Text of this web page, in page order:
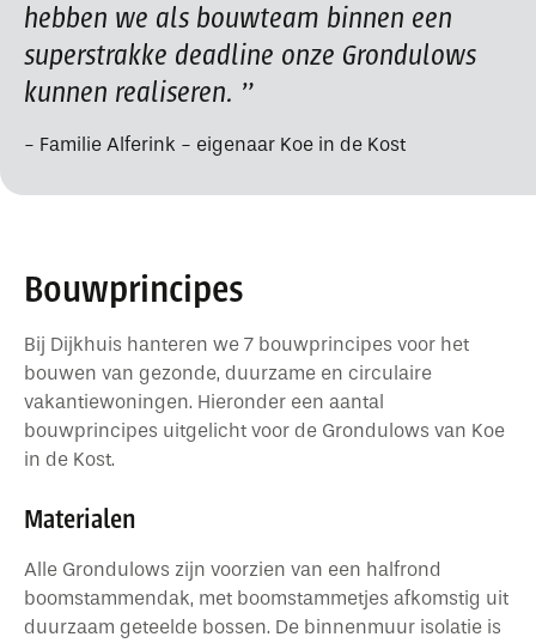
hebben we als bouwteam binnen een
superstrakke deadline onze Grondulows
kunnen realiseren.
Familie Alferink - eigenaar Koe in de Kost
Bouwprincipes
Bij Dijkhuis hanteren we 7 bouwprincipes voor het
bouwen van gezonde, duurzame en circulaire
vakantiewoningen. Hieronder een aantal
bouwprincipes uitgelicht voor de Grondulows van Koe
in de Kost.
Materialen
Alle Grondulows zijn voorzien van een halfrond
boomstammendak, met boomstammetjes afkomstig uit
duurzaam geteelde bossen. De binnenmuur isolatie is